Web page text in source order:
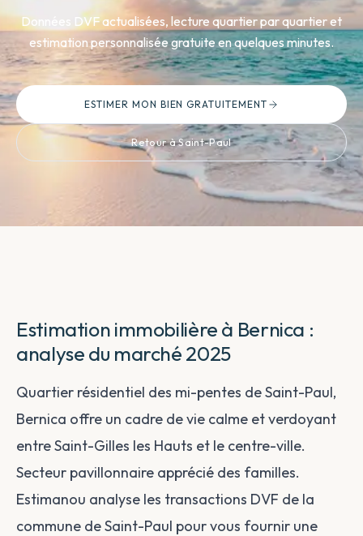
Données DVF actualisées, lecture quartier par quartier et
estimation personnalisée gratuite en quelques minutes.
ESTIMER MON BIEN GRATUITEMENT
Retour à Saint-Paul
Estimation immobilière à Bernica :
analyse du marché 2025
Quartier résidentiel des mi-pentes de Saint-Paul,
Bernica offre un cadre de vie calme et verdoyant
entre Saint-Gilles les Hauts et le centre-ville.
Secteur pavillonnaire apprécié des familles.
Estimanou analyse les transactions DVF de la
commune de Saint-Paul pour vous fournir une